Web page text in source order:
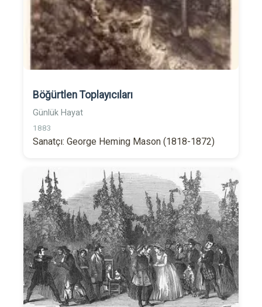
Böğürtlen Toplayıcıları
Günlük Hayat
1883
Sanatçı: George Heming Mason (1818-1872)